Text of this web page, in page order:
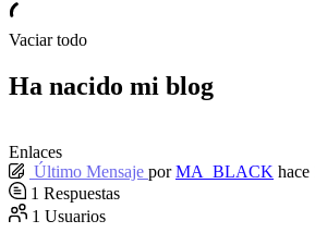
Vaciar todo
Ha nacido mi blog
Enlaces
Último Mensaje por MA_BLACK hace
1 Respuestas
1 Usuarios